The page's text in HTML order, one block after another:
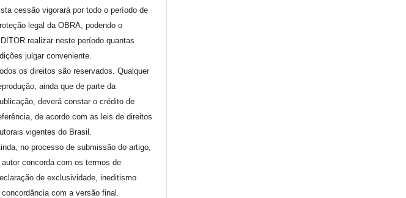
cessão vigorará por todo o período de
legal da OBRA, podendo o
realizar neste período quantas
julgar conveniente.
os direitos são reservados. Qualquer
ainda que de parte da
deverá constar o crédito de
de acordo com as leis de direitos
vigentes do Brasil.
no processo de submissão do artigo,
autor concorda com os termos de
de exclusividade, ineditismo
concordância com a versão final.